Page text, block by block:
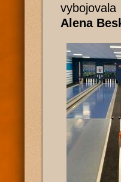
Alena